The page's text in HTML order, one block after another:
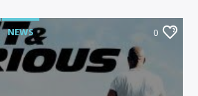
NEWS 0